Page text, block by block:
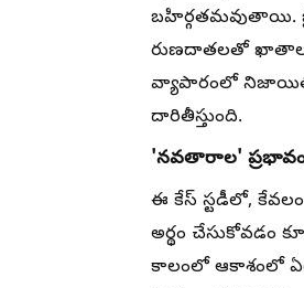
బహిర్గతమవుతాయి.
రుణదాతలతో
వ్యాపారంలో నిజాయితీ
దారితీస్తుంది.
'నవతారాల'
ఈ కేస్ స్టడీలో,
అర్థం చేసుకోవడం
కాలంలో ఆకాశంలో